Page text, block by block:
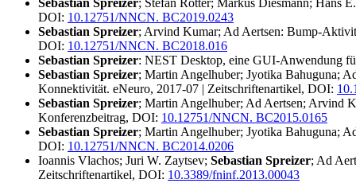
Sebastian Spreizer; Stefan Rotter; Markus Diesmann; Hans
DOI: 10.12751/NNCN. BC2019.0243
Sebastian Spreizer; Arvind Kumar; Ad Aertsen: Bump-
DOI: 10.12751/NNCN. BC2018.016
Sebastian Spreizer: NEST Desktop, eine GUI-Anwendung
Sebastian Spreizer; Martin Angelhuber; Jyotika Bahuguna;
Konnektivität. eNeuro, 2017-07 | Zeitschriftenartikel, DOI:
Sebastian Spreizer; Martin Angelhuber; Ad Aertsen; Arvind
Konferenzbeitrag, DOI: 10.12751/NNCN. BC2015.0165
Sebastian Spreizer; Martin Angelhuber; Jyotika Bahuguna;
DOI: 10.12751/NNCN. BC2014.0206
Ioannis Vlachos; Juri W. Zaytsev; Sebastian Spreizer; Ad
Zeitschriftenartikel, DOI: 10.3389/fninf.2013.00043